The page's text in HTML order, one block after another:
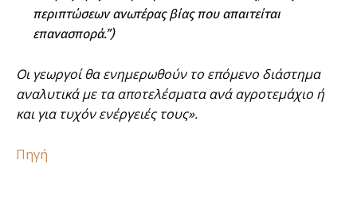
περιπτώσεων ανωτέρας βίας που απαιτείται
επανασπορά.”)
Οι γεωργοί θα ενημερωθούν το επόμενο διάστημα
αναλυτικά με τα αποτελέσματα ανά αγροτεμάχιο ή
και για τυχόν ενέργειές τους».
Πηγή